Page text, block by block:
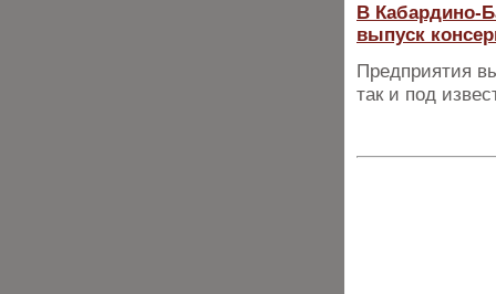
В Кабардино-
выпуск
Предприятия
так и под